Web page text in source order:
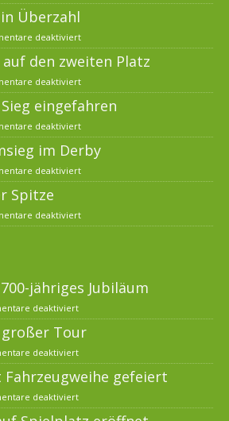
Überzahl
deaktiviert
den zweiten Platz
deaktiviert
eingefahren
deaktiviert
im Derby
deaktiviert
Spitze
deaktiviert
jähriges Jubiläum
deaktiviert
Tour
deaktiviert
gefeiert
deaktiviert